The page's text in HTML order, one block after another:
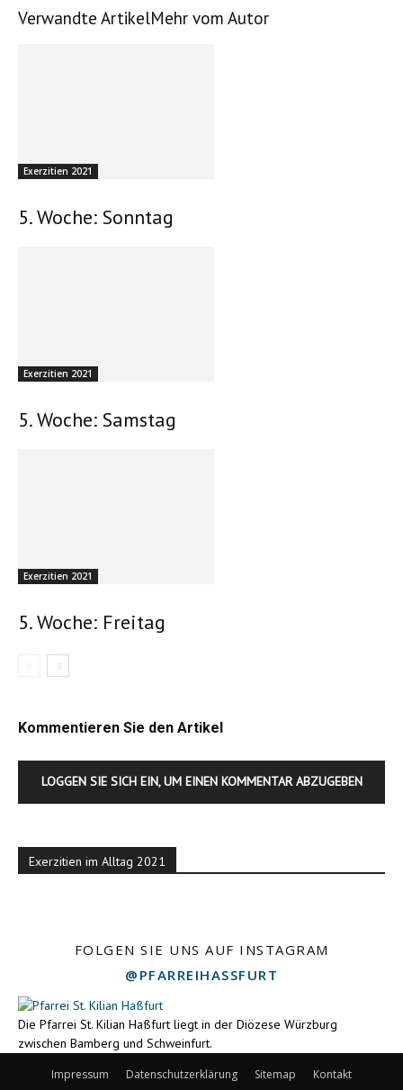
Verwandte ArtikelMehr vom Autor
Exerzitien 2021
5. Woche: Sonntag
Exerzitien 2021
5. Woche: Samstag
Exerzitien 2021
5. Woche: Freitag
Kommentieren Sie den Artikel
LOGGEN SIE SICH EIN, UM EINEN KOMMENTAR ABZUGEBEN
Exerzitien im Alltag 2021
FOLGEN SIE UNS AUF INSTAGRAM
@PFARREIHASSFURT
Die Pfarrei St. Kilian Haßfurt liegt in der Diözese Würzburg
zwischen Bamberg und Schweinfurt.
Impressum Datenschutzerklärung Sitemap Kontakt